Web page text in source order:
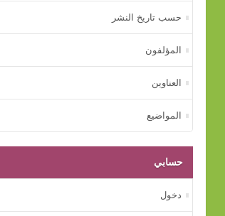
حسب تاريخ النشر
المؤلفون
العناوين
المواضيع
حسابي
دخول